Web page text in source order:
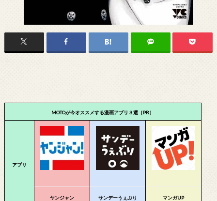
MOTOが今オススメする漫画アプリ３選［PR］
アプリ
ヤンジャン サンデーうぇぶり マンガUP